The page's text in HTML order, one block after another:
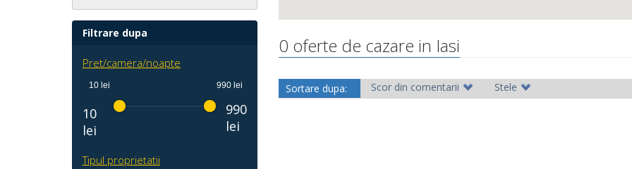
Filtrare dupa
Pret/camera/noapte
10
lei
10 lei 990 lei
990
lei
Tipul proprietatii
0 oferte de cazare in Iasi
Sortare dupa: Scor din comentarii Stele